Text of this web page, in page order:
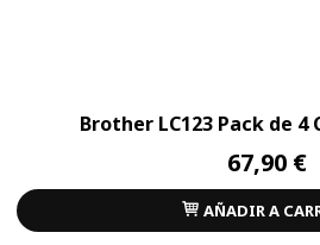
Brother LC123 Pack de 4
67,90 €
AÑADIR A